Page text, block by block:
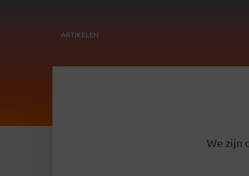
ARTIKELEN
We zijn